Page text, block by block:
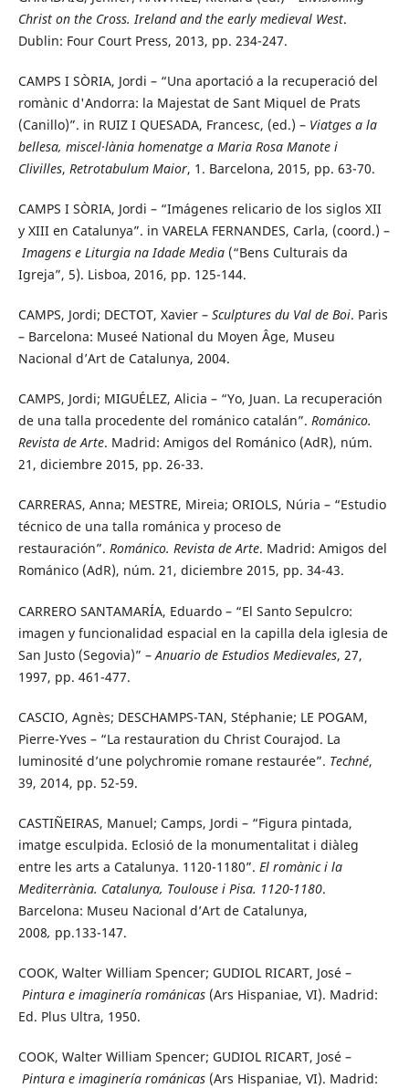
Christ on the Cross. Ireland and the early medieval West.
Dublin: Four Court Press, 2013, pp. 234-247.
CAMPS I SÒRIA, Jordi – “Una aportació a la recuperació del
romànic d'Andorra: la Majestat de Sant Miquel de Prats
(Canillo)”. in RUIZ I QUESADA, Francesc, (ed.) – Viatges a la
bellesa, miscel·lània homenatge a Maria Rosa Manote i
Clivilles, Retrotabulum Maior, 1. Barcelona, 2015, pp. 63-70.
CAMPS I SÒRIA, Jordi – “Imágenes relicario de los siglos XII
y XIII en Catalunya”. in VARELA FERNANDES, Carla, (coord.) –
Imagens e Liturgia na Idade Media(“Bens Culturais da
Igreja”, 5). Lisboa, 2016, pp. 125-144.
CAMPS, Jordi; DECTOT, Xavier – Sculptures du Val de Boi. Paris
– Barcelona: Museé National du Moyen Âge, Museu
Nacional d’Art de Catalunya, 2004.
CAMPS, Jordi; MIGUÉLEZ, Alicia – “Yo, Juan. La recuperación
de una talla procedente del románico catalán”. Románico.
Revista de Arte. Madrid: Amigos del Románico (AdR), núm.
21, diciembre 2015, pp. 26-33.
CARRERAS, Anna; MESTRE, Mireia; ORIOLS, Núria – “Estudio
técnico de una talla románica y proceso de
restauración”. Románico. Revista de Arte. Madrid: Amigos del
Románico (AdR), núm. 21, diciembre 2015, pp. 34-43.
CARRERO SANTAMARÍA, Eduardo – “El Santo Sepulcro:
imagen y funcionalidad espacial en la capilla dela iglesia de
San Justo (Segovia)” – Anuario de Estudios Medievales, 27,
1997, pp. 461-477.
CASCIO, Agnès; DESCHAMPS-TAN, Stéphanie; LE POGAM,
Pierre-Yves – “La restauration du Christ Courajod. La
luminosité d’une polychromie romane restaurée”. Techné,
39, 2014, pp. 52-59.
CASTIÑEIRAS, Manuel; Camps, Jordi – “Figura pintada,
imatge esculpida. Eclosió de la monumentalitat i diàleg
entre les arts a Catalunya. 1120-1180”. El romànic i la
Mediterrània. Catalunya, Toulouse i Pisa. 1120-1180.
Barcelona: Museu Nacional d’Art de Catalunya,
2008, pp.133-147.
COOK, Walter William Spencer; GUDIOL RICART, José –
Pintura e imaginería románicas(Ars Hispaniae, VI). Madrid:
Ed. Plus Ultra, 1950.
COOK, Walter William Spencer; GUDIOL RICART, José –
Pintura e imaginería románicas(Ars Hispaniae, VI). Madrid: